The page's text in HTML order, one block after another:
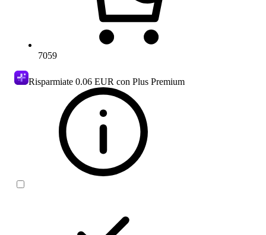
7059
Risparmiate 0.06 EUR con Plus Premium